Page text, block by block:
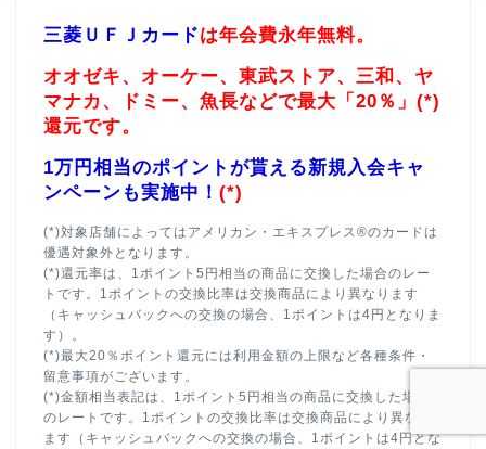
三菱ＵＦＪカードは年会費永年無料。
オオゼキ、オーケー、東武ストア、三和、ヤ
マナカ、ドミー、魚長などで最大「20％」(*)
還元です。
1万円相当のポイントが貰える新規入会キャ
ンペーンも実施中！ (*)
(*)対象店舗によってはアメリカン・エキスプレス®のカードは
優遇対象外となります。
(*)還元率は、1ポイント5円相当の商品に交換した場合のレー
トです。1ポイントの交換比率は交換商品により異なります
（キャッシュバックへの交換の場合、1ポイントは4円となりま
す）。
(*)最大20％ポイント還元には利用金額の上限など各種条件・
留意事項がございます。
(*)金額相当表記は、1ポイント5円相当の商品に交換した場合
のレートです。1ポイントの交換比率は交換商品により異なり
ます（キャッシュバックへの交換の場合、1ポイントは4円とな